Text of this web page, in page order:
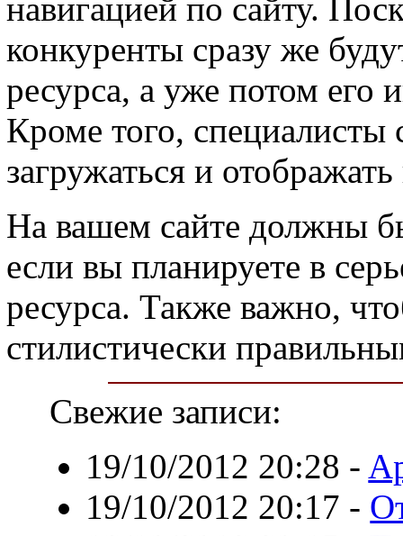
навигацией по сайту.
конкуренты сразу же
ресурса, а уже потом его
Кроме того, специалисты
загружаться и
На вашем сайте должны
если вы планируете в
ресурса. Также важно,
стилистически
Свежие записи:
19/10/2012 20:28 -
19/10/2012 20:17 -